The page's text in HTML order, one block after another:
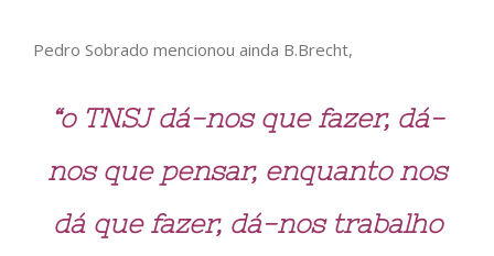
Pedro Sobrado mencionou ainda B.Brecht,
“o TNSJ dá-nos que fazer, dá-
nos que pensar, enquanto nos
dá que fazer, dá-nos trabalho